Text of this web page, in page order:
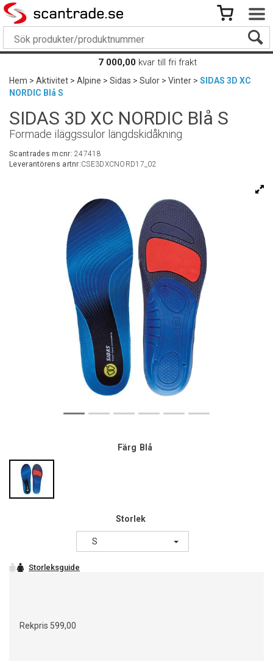
7 000,00 kvar till fri frakt
Hem>Aktivitet>Alpine>Sidas>Sulor>Vinter>SIDAS 3D XC
NORDIC Blå S
SIDAS 3D XC NORDIC Blå S
Formade iläggssulor längdskidåkning
Scantrades mcnr:247418
Leverantörens artnr:CSE3DXCNORD17_02
Färg Blå
Storlek
S
Rekpris 599,00